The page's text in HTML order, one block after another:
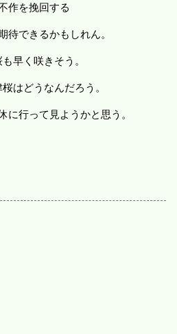
作を挽回する
待できるかもしれん。
早く咲きそう。
はどうなんだろう。
に行って見ようかと思う。